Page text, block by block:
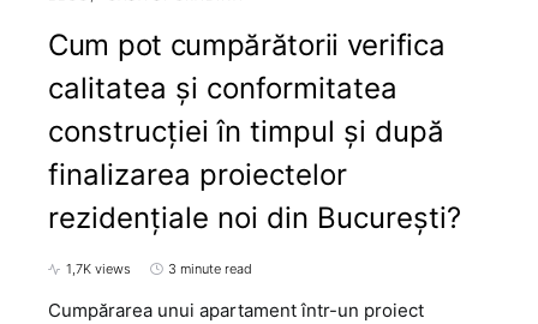
Cum pot cumpărătorii verifica
calitatea și conformitatea
construcției în timpul și după
finalizarea proiectelor
rezidențiale noi din București?
1,7K views 3 minute read
Cumpărarea unui apartament într-un proiect